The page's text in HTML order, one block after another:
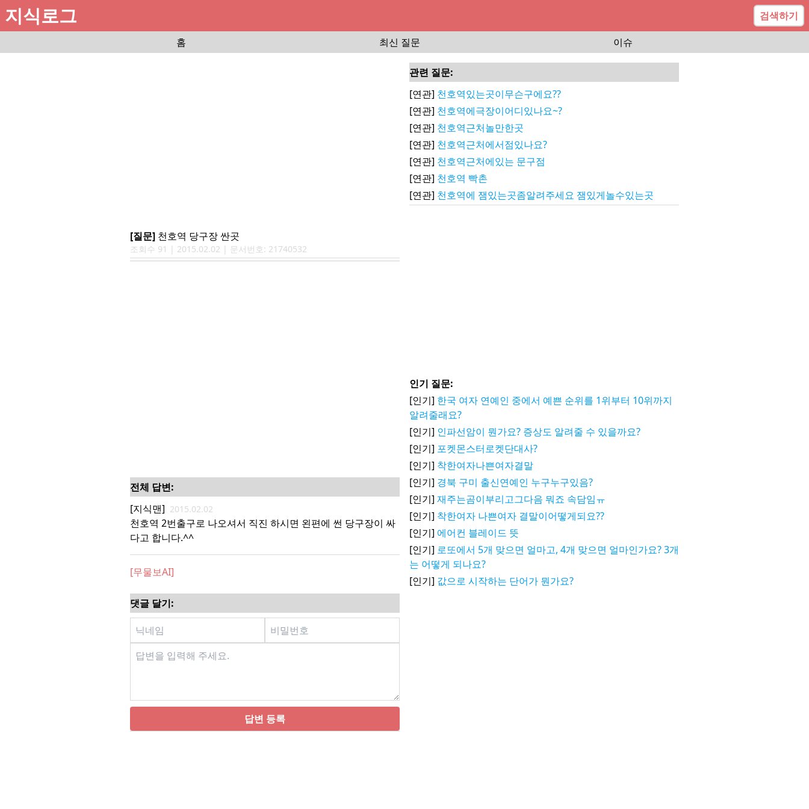
지식로그
검색하기
홈
최신 질문 이슈
[질문] 천호역 당구장 싼곳
조회수 91 | 2015.02.02 | 문서번호: 21740532
전체 답변:
[지식맨] 2015.02.02
천호역 2번출구로 나오셔서 직진 하시면 왼편에 썬 당구장이 싸
다고 합니다.^^
[무물보AI]
댓글 달기:
답변 등록
관련 질문:
[연관] 천호역있는곳이무슨구에요??
[연관] 천호역에극장이어디있나요~?
[연관] 천호역근처놀만한곳
[연관] 천호역근처에서점있나요?
[연관] 천호역근처에있는 문구점
[연관] 천호역 빡촌
[연관] 천호역에 잼있는곳좀알려주세요 잼있게놀수있는곳
인기 질문:
[인기] 한국 여자 연예인 중에서 예쁜 순위를 1위부터 10위까지
알려줄래요?
[인기] 인파선암이 뭔가요? 증상도 알려줄 수 있을까요?
[인기] 포켓몬스터로켓단대사?
[인기] 착한여자나쁜여자결말
[인기] 경북 구미 출신연예인 누구누구있음?
[인기] 재주는곰이부리고그다음 뭐죠 속담임ㅠ
[인기] 착한여자 나쁜여자 결말이어떻게되요??
[인기] 에어컨 블레이드 뜻
[인기] 로또에서 5개 맞으면 얼마고, 4개 맞으면 얼마인가요? 3개
는 어떻게 되나요?
[인기] 값으로 시작하는 단어가 뭔가요?